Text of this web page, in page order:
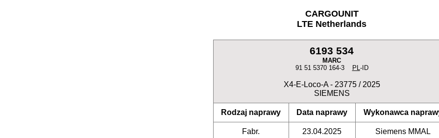
CARGOUNIT
LTE Netherlands
6193 534
MARC
91 51 5370 164-3
PL-ID
X4-E-Loco-A - 23775 / 2025
SIEMENS
Rodzaj naprawy Data naprawy Wykonawca
Fabr. 23.04.2025 Siemens MMAL